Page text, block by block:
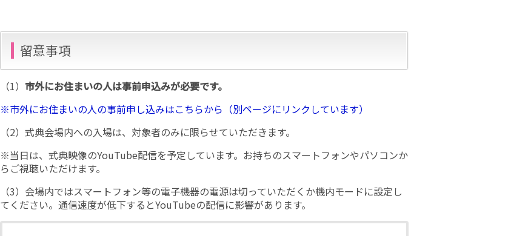
留意事項
（1） 市外にお住まいの人は事前申込みが必要です。
※市外にお住まいの人の事前申し込みはこちらから（別ページにリンクしています）
（2）式典会場内への入場は、対象者のみに限らせていただきます。
※当日は、式典映像のYouTube配信を予定しています。お持ちのスマートフォンやパソコンか
らご視聴いただけます。
（3）会場内ではスマートフォン等の電子機器の電源は切っていただくか機内モードに設定し
てください。通信速度が低下するとYouTubeの配信に影響があります。